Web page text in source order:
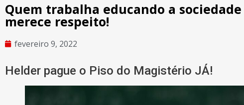
Quem trabalha educando a
merece respeito!
fevereiro 9, 2022
Helder pague o Piso do Magistério JÁ!